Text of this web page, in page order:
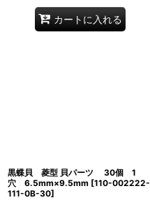
カートに入れる
黒蝶貝 菱型 貝パーツ 30個 1
穴 6.5mm×9.5mm [110-002222-
111-0B-30]